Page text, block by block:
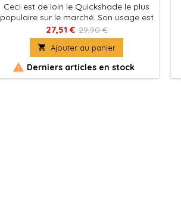
Ceci est de loin le Quickshade le plus
populaire sur le marché. Son usage est
idéal sur toutes les couleurs. Le
"STRONG Tone" fera des nuances
profondes et parfaites sur vos
figurines Particulièrement efficace sur
toutes sortes de vert, rouge ou jaune.
En cas de doute,
27,51 € 29,90 €
 Ajouter au panier
 Derniers articles en stock